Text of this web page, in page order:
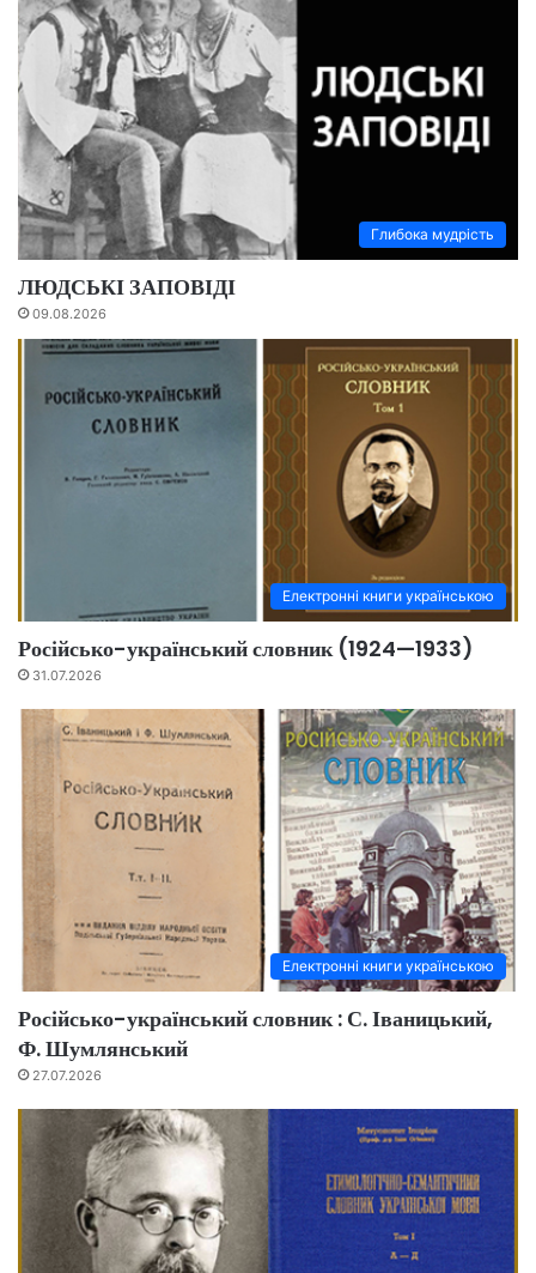
Глибока мудрість
ЛЮДСЬКІ ЗАПОВІДІ
09.08.2026
Електронні книги українською
Російсько-український словник (1924—1933)
31.07.2026
Електронні книги українською
Російсько-український словник : С. Іваницький,
Ф. Шумлянський
27.07.2026